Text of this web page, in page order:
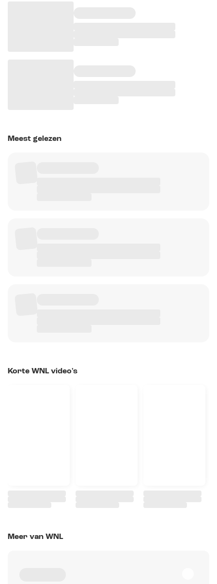
Meest gelezen
Korte WNL video's
Meer van WNL